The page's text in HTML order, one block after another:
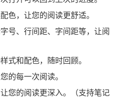
色，让您的阅读更舒适。
号、行间距、字间距等，让阅
式和配色，随时回顾。
的每一次阅读。
您的阅读更深入。（支持笔记